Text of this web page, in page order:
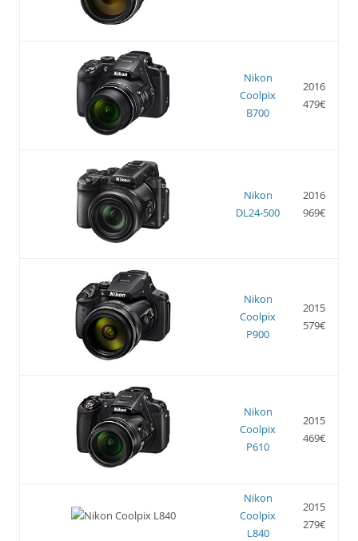
Nikon
Coolpix
B700
2016
479€
Nikon
DL24-500
2016
969€
Nikon
Coolpix
P900
2015
579€
Nikon
Coolpix
P610
2015
469€
Nikon
Coolpix
L840
2015
279€